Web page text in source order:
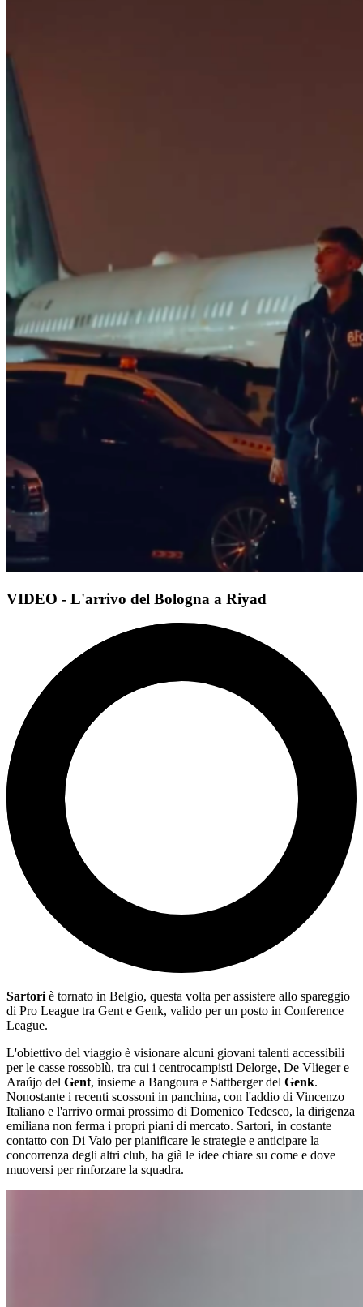
VIDEO - L'arrivo del Bologna a Riyad
Sartori è tornato in Belgio, questa volta per assistere allo spareggio
di Pro League tra Gent e Genk, valido per un posto in Conference
League.
L'obiettivo del viaggio è visionare alcuni giovani talenti accessibili
per le casse rossoblù, tra cui i centrocampisti Delorge, De Vlieger e
Araújo del Gent, insieme a Bangoura e Sattberger del Genk.
Nonostante i recenti scossoni in panchina, con l'addio di Vincenzo
Italiano e l'arrivo ormai prossimo di Domenico Tedesco, la dirigenza
emiliana non ferma i propri piani di mercato. Sartori, in costante
contatto con Di Vaio per pianificare le strategie e anticipare la
concorrenza degli altri club, ha già le idee chiare su come e dove
muoversi per rinforzare la squadra.